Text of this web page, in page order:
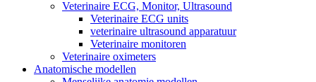
Veterinaire ECG, Monitor, Ultrasound
Veterinaire ECG units
veterinaire ultrasound apparatuur
Veterinaire monitoren
Veterinaire oximeters
Anatomische modellen